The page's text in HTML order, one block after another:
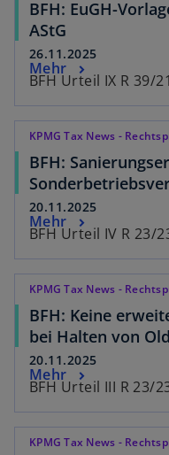
BFH: EuGH-
AStG
26.11.2025
BFH Urteil IX R 39/21
Mehr
KPMG Tax News -
BFH:
20.11.2025
BFH Urteil IV R 23/
Mehr
KPMG Tax News -
BFH: Keine
bei Halten von
20.11.2025
BFH Urteil III R 23/
Mehr
KPMG Tax News -